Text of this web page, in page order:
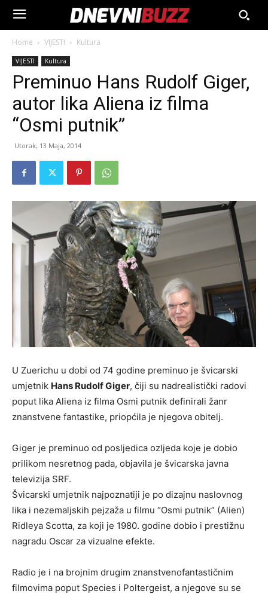
Home VIJESTI Kultura
VIJESTI Kultura
Preminuo Hans Rudolf Giger,
autor lika Aliena iz filma
“Osmi putnik”
Utorak, 13 Maja, 2014
U Zuerichu u dobi od 74 godine preminuo je švicarski
umjetnik Hans Rudolf Giger, čiji su nadrealistički radovi
poput lika Aliena iz filma Osmi putnik definirali žanr
znanstvene fantastike, priopćila je njegova obitelj.
Giger je preminuo od posljedica ozljeda koje je dobio
prilikom nesretnog pada, objavila je švicarska javna
televizija SRF.
Švicarski umjetnik najpoznatiji je po dizajnu naslovnog
lika i nezemaljskih pejzaža u filmu “Osmi putnik” (Alien)
Ridleya Scotta, za koji je 1980. godine dobio i prestižnu
nagradu Oscar za vizualne efekte.
Radio je i na brojnim drugim znanstvenofantastičnim
filmovima poput Species i Poltergeist, a njegove su se